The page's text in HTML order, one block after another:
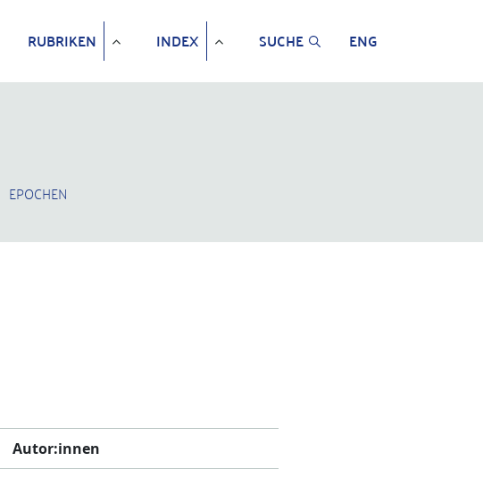
RUBRIKEN INDEX SUCHE ENG
EPOCHEN
Autor:innen